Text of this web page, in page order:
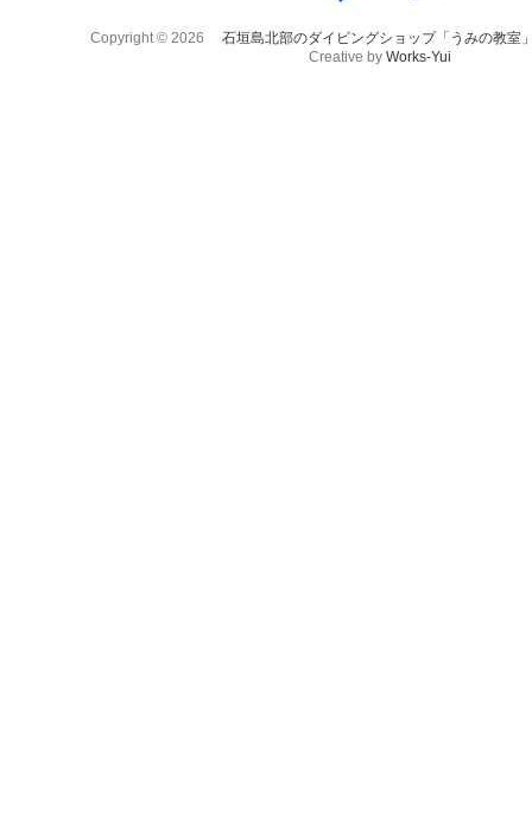
Copyright © 2026
石垣島北部のダイビングショップ「うみの教室
Creative by Works-Yui